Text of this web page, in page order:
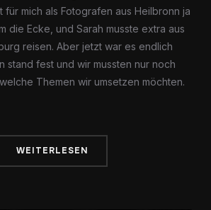
für mich als Fotografen aus Heilbronn ja
die Ecke, und Sarah musste extra aus
reisen. Aber jetzt war es endlich
stand fest und wir mussten nur noch
Themen wir umsetzen möchten.
WEITERLESEN